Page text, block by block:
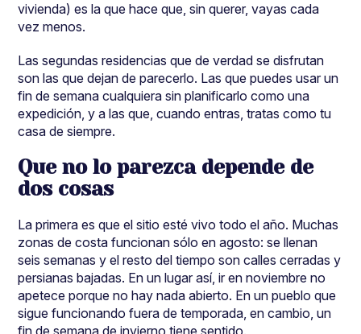
vivienda) es la que hace que, sin querer, vayas cada
vez menos.
Las segundas residencias que de verdad se disfrutan
son las que dejan de parecerlo. Las que puedes usar un
fin de semana cualquiera sin planificarlo como una
expedición, y a las que, cuando entras, tratas como tu
casa de siempre.
Que no lo parezca depende de
dos cosas
La primera es que el sitio esté vivo todo el año. Muchas
zonas de costa funcionan sólo en agosto: se llenan
seis semanas y el resto del tiempo son calles cerradas y
persianas bajadas. En un lugar así, ir en noviembre no
apetece porque no hay nada abierto. En un pueblo que
sigue funcionando fuera de temporada, en cambio, un
fin de semana de invierno tiene sentido.